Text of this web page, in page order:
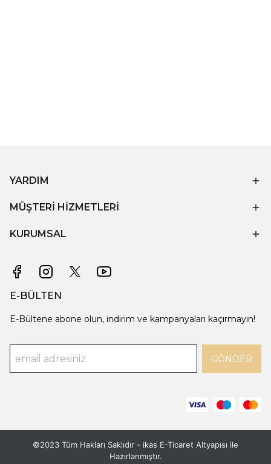
YARDIM
MÜŞTERİ HİZMETLERİ
KURUMSAL
E-BÜLTEN
E-Bültene abone olun, indirim ve kampanyaları kaçırmayın!
GÖNDER
©2023 Tüm Hakları Saklıdır - ikas E-Ticaret Altyapısı ile
Hazırlanmıştır.